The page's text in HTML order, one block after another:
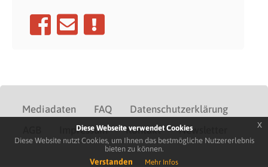
Mediadaten FAQ
Datenschutzerklärung
Impressum Kontakt Newsletter
Diese Webseite verwendet Cookies
Diese Website nutzt Cookies, um Ihnen das bestmögliche Nutzererlebnis
bieten zu können.
Verstanden Mehr Infos
x